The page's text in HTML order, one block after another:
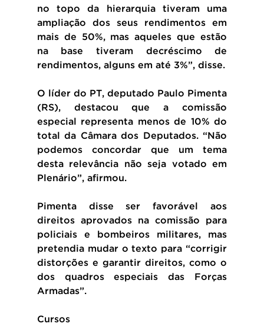
no topo da hierarquia tiveram uma
ampliação dos seus rendimentos em
mais de 50%, mas aqueles que estão
na base tiveram decréscimo de
rendimentos, alguns em até 3%”, disse.
O líder do PT, deputado Paulo Pimenta
(RS), destacou que a comissão
especial representa menos de 10% do
total da Câmara dos Deputados. “Não
podemos concordar que um tema
desta relevância não seja votado em
Plenário”, afirmou.
Pimenta disse ser favorável aos
direitos aprovados na comissão para
policiais e bombeiros militares, mas
pretendia mudar o texto para “corrigir
distorções e garantir direitos, como o
dos quadros especiais das Forças
Armadas”.
Cursos